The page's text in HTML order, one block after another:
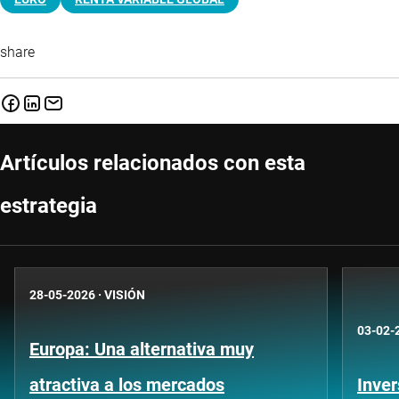
share
Artículos relacionados con esta
estrategia
28-05-2026 · VISIÓN
Europa: Una alternativa muy
atractiva a los mercados
03-02-